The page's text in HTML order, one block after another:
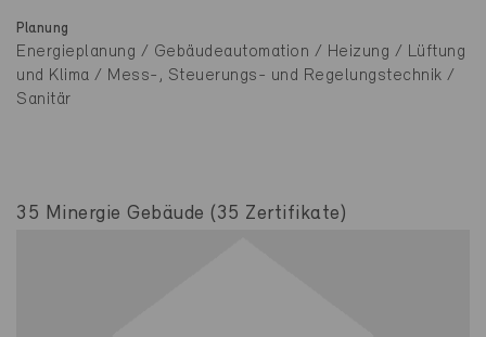
Planung
Energieplanung / Gebäudeautomation / Heizung / Lüftung
und Klima / Mess-, Steuerungs- und Regelungstechnik /
Sanitär
35 Minergie Gebäude (35 Zertifikate)